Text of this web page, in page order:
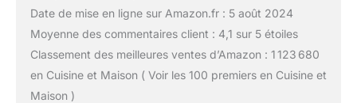
Date de mise en ligne sur Amazon.fr : 5 août 2024
Moyenne des commentaires client : 4,1 sur 5 étoiles
Classement des meilleures ventes d’Amazon : 1 123 680
en Cuisine et Maison ( Voir les 100 premiers en Cuisine et
Maison )